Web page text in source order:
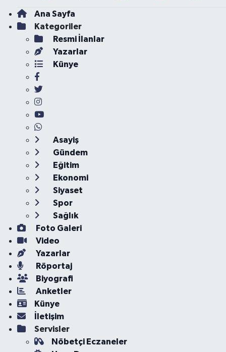
Ana Sayfa
Kategoriler
Resmi İlanlar
Yazarlar
Künye
Asayiş
Gündem
Eğitim
Ekonomi
Siyaset
Spor
Sağlık
Foto Galeri
Video
Yazarlar
Röportaj
Biyografi
Anketler
Künye
İletişim
Servisler
Nöbetçi Eczaneler